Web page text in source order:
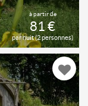
à partir de
81 €
par nuit (2 personnes)